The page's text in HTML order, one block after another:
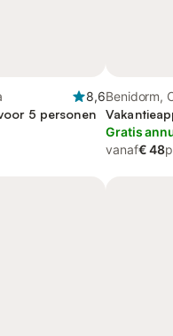
8,6
5 personen
Benidorm,
Gratis
vanaf€ 48